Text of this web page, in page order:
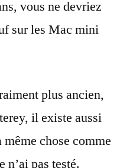
vous ne devriez
sur les Mac mini
plus ancien,
il existe aussi
chose comme
n’ai pas testé.